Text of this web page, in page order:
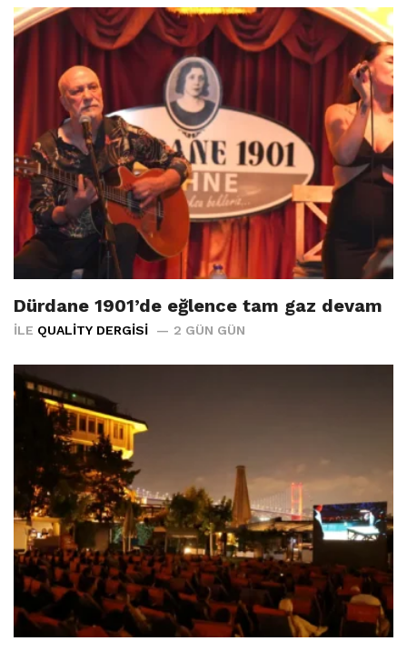
Dürdane 1901’de eğlence tam gaz devam
İLE QUALITY DERGISI 2 GÜN GÜN